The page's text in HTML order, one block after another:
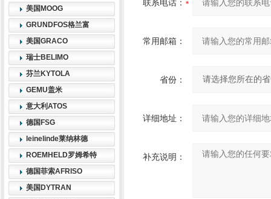
美国MOOG
GRUNDFOS格兰富
美国GRACO
瑞士BELIMO
芬兰KYTOLA
GEMU盖米
意大利ATOS
德国FSG
leinelinde莱纳林德
ROEMHELD罗姆希特
德国菲索AFRISO
美国DYTRAN
联系电话：
常用邮箱：
省份：
详细地址：
补充说明：